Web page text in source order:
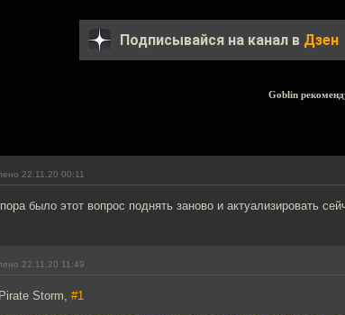
Подписывайся на канал в Дзен
Goblin
22.11.20 00:11
было этот вопрос поднять заново и актуализировать
22.11.20 11:49
Storm, #1